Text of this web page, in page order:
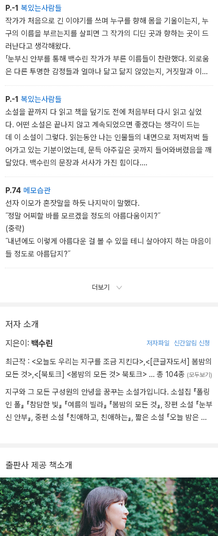
P.-1 복있는사람들
작가가 처음으로 긴 이야기를 쓰며 누구를 향해 몸을 기울이는지, 누
구의 이름을 부르는지를 살피면 그 작가의 디딘 곳과 향하는 곳이 드
러난다고 생각해왔다.
「눈부신 안부를 통해 백수린 작가가 부른 이름들이 찬란했다. 외로움
은 다른 투명한 감정들과 얼마나 닮고 닮지 않았는지, 거짓말과 이야
기가 어디에서 엉키고또 풀리는지, 백수린의 질문들에 소설을 읽
은 사람들이 천천히 답장을 쓸 수 있다면 좋겠다. 이 아름답고 강렬
한 발신의 책이, 착신과 회신으로 다음 이야기들을 탄생시킬 것이
다. 정세랑(소설가)
P.-1 복있는사람들
소설을 끝까지 다 읽고 책을 덮기도 전에 처음부터 다시 읽고 싶었
다. 어떤 소설은 끝나지 않고 계속되었으면 좋겠다는 생각이 드는
데 이 소설이 그렇다. 읽는동안 나는 인물들의 내면으로 저벅저벅 들
어가고 있는 기분이었는데, 문득 아주깊은 곳까지 들어와버렸음을 깨
달았다. 백수린의 문장과 서사가 가진 힘이다.
어째서 이토록 부드럽고 단단한 힘이 있어서, 삶을 조금 더 살아봐야
겠다고 생각하게 만드는 걸까. 어째서 영원히 해결되지 않을 것만 같
은 고통과 아픔, 슬픔을간직하고서도 나아가보려는 용기를 갖게 만드
는 걸까. 읽는 동안 나는 무수히 많은 사람이 지닌 무수히 많은 사랑
을 만난 것 같다. 저마다의 삶의 반짝임을 만난것 같다. 존재만으로
도 우리의 삶은 충분하고, 사람과 사람을 잇는 다정한 마음이 전하
는 안부만으로도 가능해지는 삶이 있다는 걸 알게 되었다. 안미옥(시
P.74 메모습관
선자 이모가 혼잣말을 하듯 나지막이 말했다.
˝정말 어찌할 바를 모르겠을 정도의 아름다움이지?˝
(중략)
˝내년에도 이렇게 아름다운 걸 볼 수 있을 테니 살아야지 하는 마음이
들 정도로 아름답지?˝
더보기
저자 소개
지은이: 백수린 저자파일 신간알림 신청
최근작 : <오늘도 우리는 지구를 조금 지킨다> <[큰글자도서] 봄밤의
모든 것> <[북토크] <봄밤의 모든 것> 북토크> … 총 104종 (모두보기)
지구와 그 모든 구성원의 안녕을 꿈꾸는 소설가입니다. 소설집 『폴링
인 폴』 『참담한 빛』 『여름의 빌라』 『봄밤의 모든 것』, 장편 소설 『눈부
신 안부』, 중편 소설 『친애하고, 친애하는』, 짧은 소설 『오늘 밤은 사
출판사 제공 책소개